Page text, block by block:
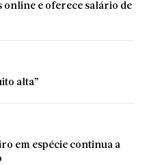
online e oferece salário de
alta”
em espécie continua a